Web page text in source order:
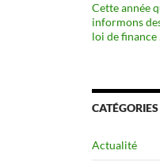
Cette année
informons
loi de finance
CATÉGORIES
Actualité